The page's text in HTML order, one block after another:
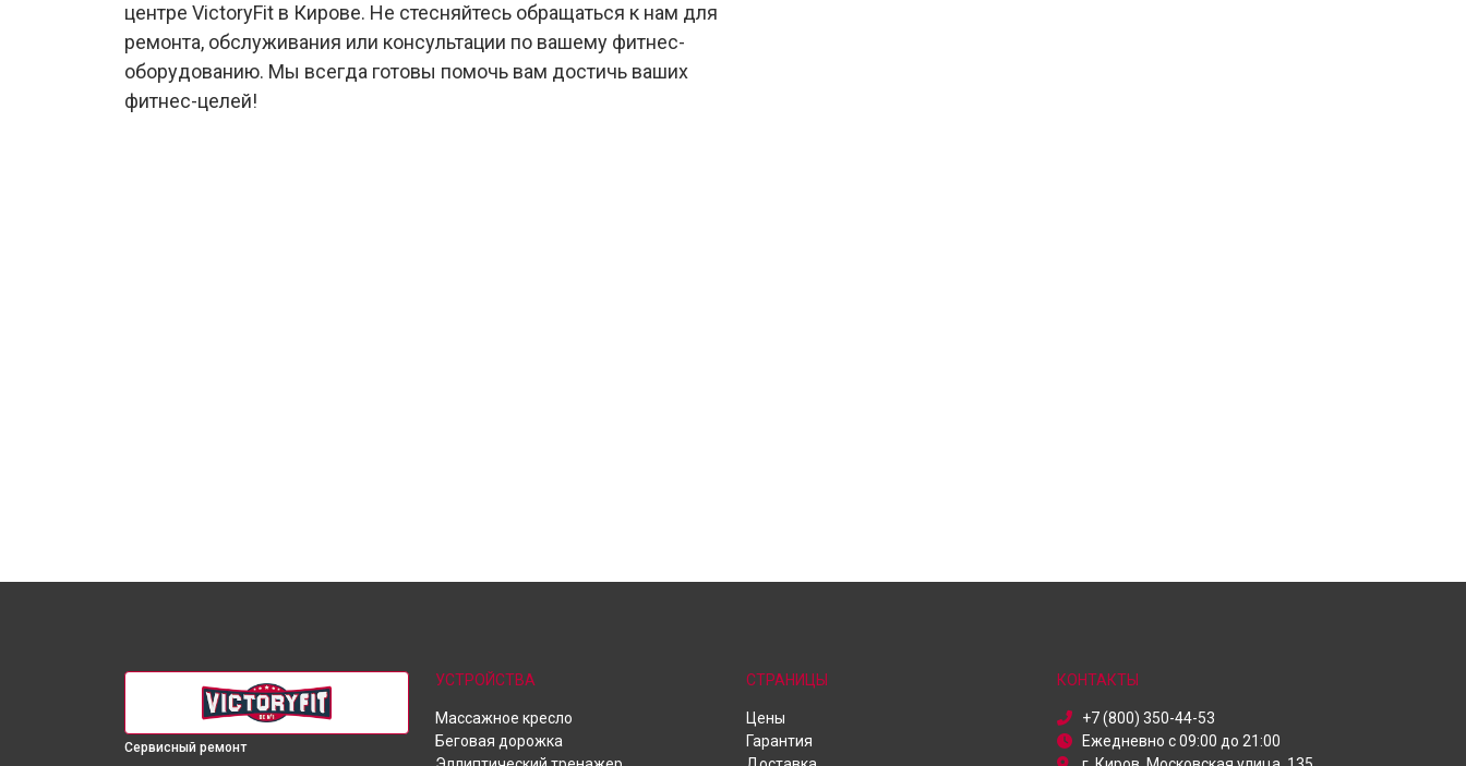
центре VictoryFit в Кирове. Не стесняйтесь обращаться к нам для
ремонта, обслуживания или консультации по вашему фитнес-
оборудованию. Мы всегда готовы помочь вам достичь ваших
фитнес-целей!
Сервисный ремонт
УСТРОЙСТВА
Массажное кресло
Беговая дорожка
СТРАНИЦЫ
Цены
Гарантия
КОНТАКТЫ
+7 (800) 350-44-53
Ежедневно с 09:00 до 21:00